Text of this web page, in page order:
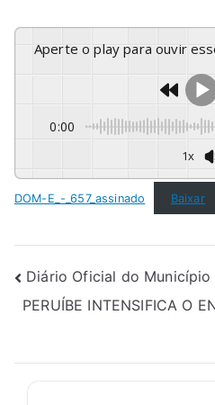
Aperte o play para ouvir
0:00
1x
DOM-E_-_657_assinado Baixar
Diário Oficial do Município
PERUÍBE INTENSIFICA O